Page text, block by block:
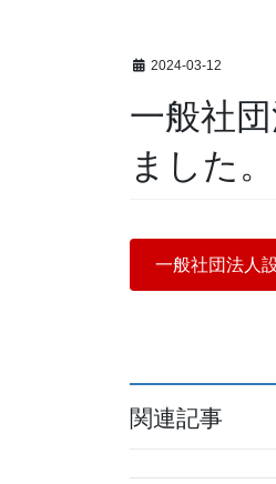
2024-03-12
一般社
ました。
一般社団法人
関連記事